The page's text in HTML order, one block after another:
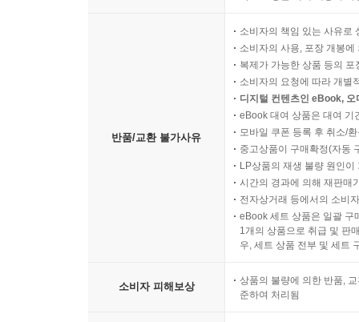
반품/교환 불가사유
소비자의 책임 있는 사유로
소비자의 사용, 포장 개봉
복제가 가능한 상품 등의
소비자의 요청에 따라 개별
디지털 컨텐츠인 eBook,
eBook 대여 상품은 대여 기
모바일 쿠폰 등록 후 취소/
중고상품이 구매확정(자동
LP상품의 재생 불량 원인
시간의 경과에 의해 재판매
전자상거래 등에서의 소비
eBook 세트 상품은 일괄 구
1개의 상품으로 취급 및 판
우, 세트 상품 전부 및 세트
소비자 피해보상
상품의 불량에 의한 반품,
준하여 처리됨